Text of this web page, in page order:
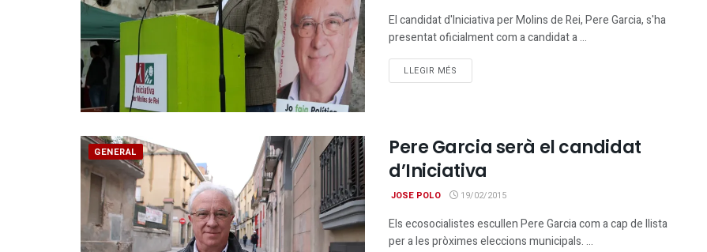
El candidat d'Iniciativa per Molins de Rei, Pere Garcia, s'ha
presentat oficialment com a candidat a ...
LLEGIR MÉS
GENERAL
Pere Garcia serà el candidat
d’Iniciativa
JOSE POLO 19/02/2015
Els ecosocialistes escullen Pere Garcia com a cap de llista
per a les pròximes eleccions municipals. ...